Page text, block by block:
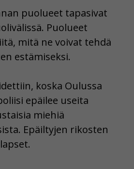
puolueet tapasivat
Puolueet
mitä ne voivat tehdä
estämiseksi.
koska Oulussa
epäilee useita
miehiä
Epäiltyjen rikosten